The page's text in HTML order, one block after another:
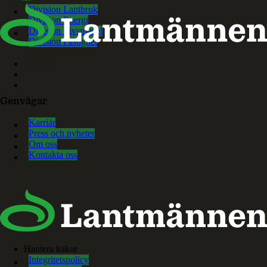
Division Lantbruk
Division Energi
Division Livsmedel
Division Fastighet
Genvägar
Karriär
Press och nyheter
Om oss
Kontakta oss
Hantera kakor
Integritetspolicy